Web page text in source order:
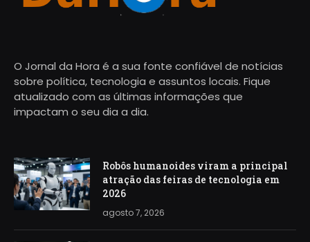
O Jornal da Hora é a sua fonte confiável de notícias
sobre política, tecnologia e assuntos locais. Fique
atualizado com as últimas informações que
impactam o seu dia a dia.
Robôs humanoides viram a principal
atração das feiras de tecnologia em
2026
agosto 7, 2026